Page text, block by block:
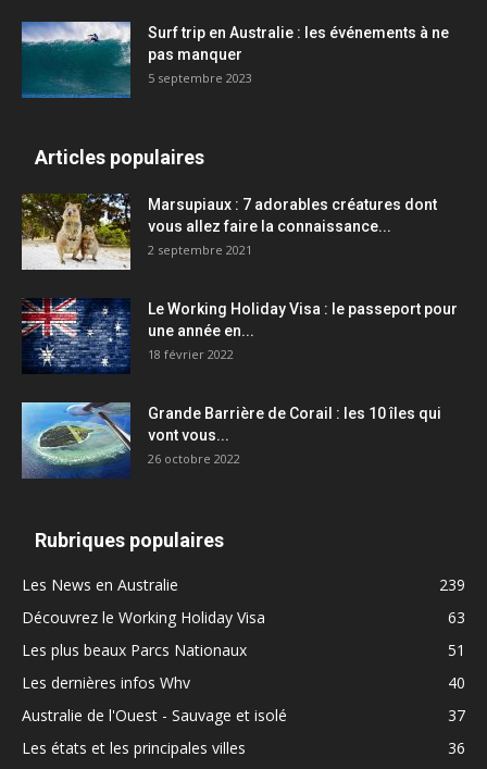
Surf trip en Australie : les événements à ne
pas manquer
5 septembre 2023
Articles populaires
Marsupiaux : 7 adorables créatures dont
vous allez faire la connaissance...
2 septembre 2021
Le Working Holiday Visa : le passeport pour
une année en...
18 février 2022
Grande Barrière de Corail : les 10 îles qui
vont vous...
26 octobre 2022
Rubriques populaires
Les News en Australie
239
Découvrez le Working Holiday Visa
63
Les plus beaux Parcs Nationaux
51
Les dernières infos Whv
40
Australie de l'Ouest - Sauvage et isolé
37
Les états et les principales villes
36